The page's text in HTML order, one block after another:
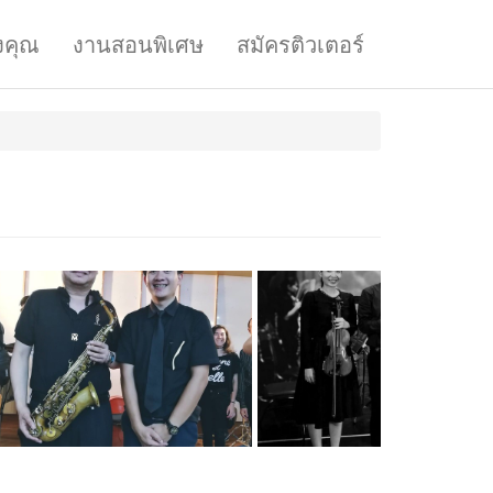
คุณ งานสอนพิเศษ สมัครติวเตอร์